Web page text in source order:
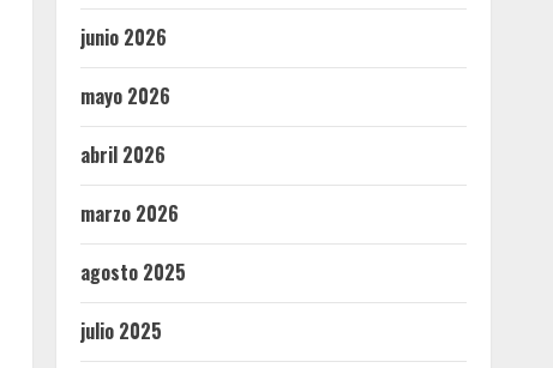
junio 2026
mayo 2026
abril 2026
marzo 2026
agosto 2025
julio 2025